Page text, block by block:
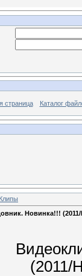
страница Каталог
Новинка!!! (2011/
(2011/